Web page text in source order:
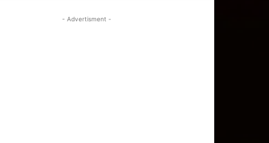
- Advertisment -